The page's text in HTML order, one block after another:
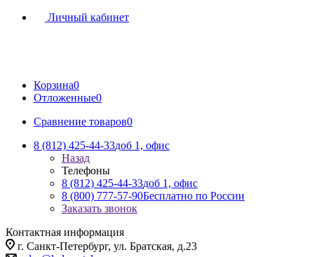
Личный кабинет
Корзина0
Отложенные0
Сравнение товаров0
8 (812) 425-44-33доб 1, офис
Назад
Телефоны
8 (812) 425-44-33доб 1, офис
8 (800) 777-57-90Бесплатно по России
Заказать звонок
Контактная информация
г. Санкт-Петербург, ул. Братская, д.23